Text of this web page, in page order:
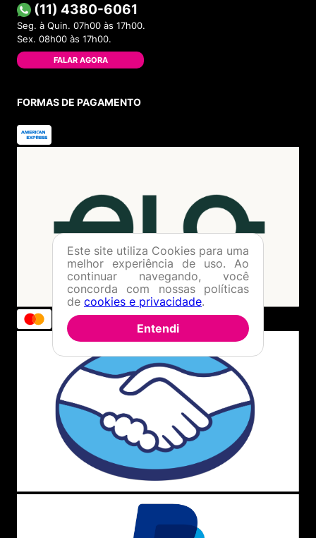
(11) 4380-6061
Seg. à Quin. 07h00 às 17h00.
Sex. 08h00 às 17h00.
FALAR AGORA
FORMAS DE PAGAMENTO
Este site utiliza Cookies para uma
melhor experiência de uso. Ao
continuar navegando, você
concorda com nossas políticas
de cookies e privacidade.
Entendi